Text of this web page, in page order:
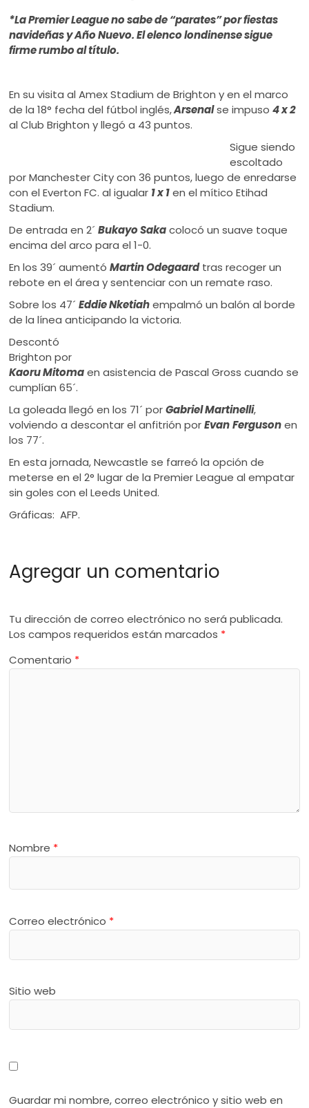
ú
*La Premier League no sabe de “parates” por fiestas
navideñas y Año Nuevo. El elenco londinense sigue
firme rumbo al título.
En su visita al Amex Stadium de Brighton y en el marco
de la 18° fecha del fútbol inglés,Arsenalse impuso4 x 2
al Club Brighton y llegó a 43 puntos.
Sigue siendo
escoltado
por Manchester City con 36 puntos, luego de enredarse
con el Everton FC. al igualar 1 x 1en el mítico Etihad
Stadium.
De entrada en 2´Bukayo Saka colocó un suave toque
encima del arco para el 1-0.
En los 39´ aumentóMartin Odegaard tras recoger un
rebote en el área y sentenciar con un remate raso.
Sobre los 47´Eddie Nketiahempalmó un balón al borde
de la línea anticipando la victoria.
Descontó
Brighton por
Kaoru Mitomaen asistencia de Pascal Gross cuando se
cumplían 65´.
La goleada llegó en los 71´ porGabriel Martinelli,
volviendo a descontar el anfitrión porEvan Fergusonen
los 77´.
En esta jornada, Newcastle se farreó la opción de
meterse en el 2° lugar de la Premier League al empatar
sin goles con el Leeds United.
Gráficas: AFP.
Agregar un comentario
Tu dirección de correo electrónico no será publicada.
Los campos requeridos están marcados *
Comentario *
Nombre *
Correo electrónico *
Sitio web
Guardar mi nombre, correo electrónico y sitio web en